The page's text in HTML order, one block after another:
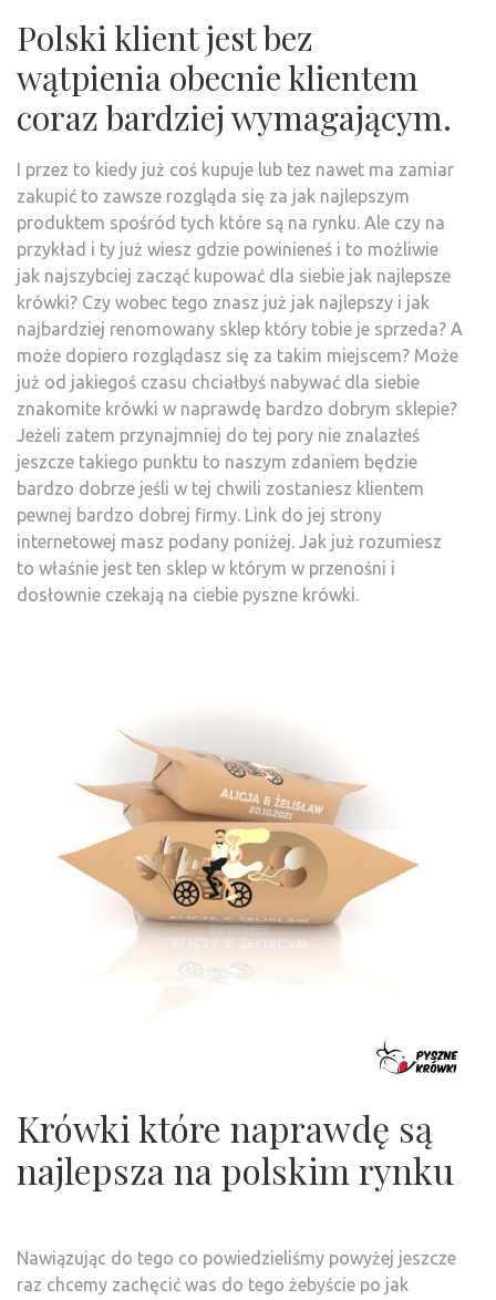
Polski klient jest bez
wątpienia obecnie klientem
coraz bardziej wymagającym.
I przez to kiedy już coś kupuje lub tez nawet ma zamiar
zakupić to zawsze rozgląda się za jak najlepszym
produktem spośród tych które są na rynku. Ale czy na
przykład i ty już wiesz gdzie powinieneś i to możliwie
jak najszybciej zacząć kupować dla siebie jak najlepsze
krówki? Czy wobec tego znasz już jak najlepszy i jak
najbardziej renomowany sklep który tobie je sprzeda? A
może dopiero rozglądasz się za takim miejscem? Może
już od jakiegoś czasu chciałbyś nabywać dla siebie
znakomite krówki w naprawdę bardzo dobrym sklepie?
Jeżeli zatem przynajmniej do tej pory nie znalazłeś
jeszcze takiego punktu to naszym zdaniem będzie
bardzo dobrze jeśli w tej chwili zostaniesz klientem
pewnej bardzo dobrej firmy. Link do jej strony
internetowej masz podany poniżej. Jak już rozumiesz
to właśnie jest ten sklep w którym w przenośni i
dosłownie czekają na ciebie pyszne krówki.
Krówki które naprawdę są
najlepsza na polskim rynku
Nawiązując do tego co powiedzieliśmy powyżej jeszcze
raz chcemy zachęcić was do tego żebyście po jak